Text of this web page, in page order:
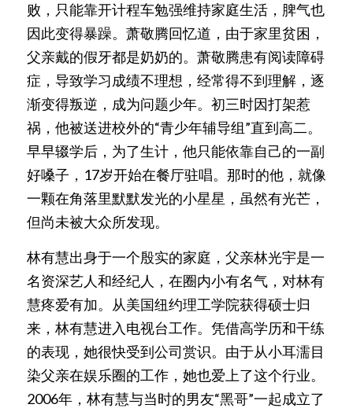
败，只能靠开计程车勉强维持家庭生活，脾气也
因此变得暴躁。萧敬腾回忆道，由于家里贫困，
父亲戴的假牙都是奶奶的。萧敬腾患有阅读障碍
症，导致学习成绩不理想，经常得不到理解，逐
渐变得叛逆，成为问题少年。初三时因打架惹
祸，他被送进校外的“青少年辅导组”直到高二。
早早辍学后，为了生计，他只能依靠自己的一副
好嗓子，17岁开始在餐厅驻唱。那时的他，就像
一颗在角落里默默发光的小星星，虽然有光芒，
但尚未被大众所发现。
林有慧出身于一个殷实的家庭，父亲林光宇是一
名资深艺人和经纪人，在圈内小有名气，对林有
慧疼爱有加。从美国纽约理工学院获得硕士归
来，林有慧进入电视台工作。凭借高学历和干练
的表现，她很快受到公司赏识。由于从小耳濡目
染父亲在娱乐圈的工作，她也爱上了这个行业。
2006年，林有慧与当时的男友“黑哥”一起成立了